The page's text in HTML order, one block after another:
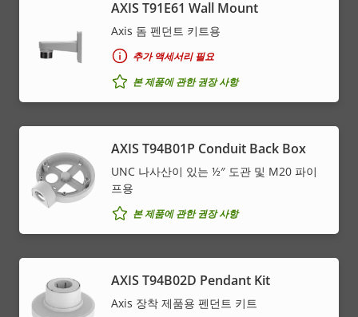
AXIS T91E61 Wall Mount
Axis 돔 펜던트 키트용
추가 액세서리 필요
본 제품에 관한 권장 사항
AXIS T94B01P Conduit Back Box
UNC 나사산이 있는 ½″ 도관 및 M20 파이
프용
본 제품에 관한 권장 사항
AXIS T94B02D Pendant Kit
Axis 장착 제품용 펜던트 키트